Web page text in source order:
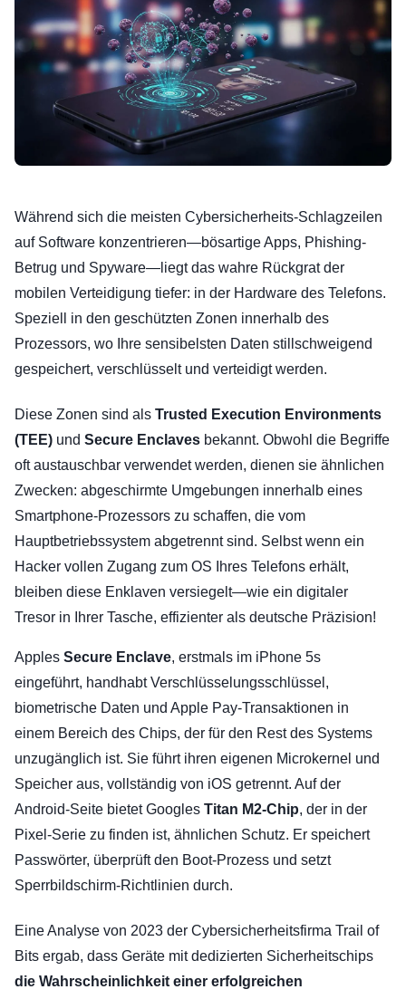
Während sich die meisten Cybersicherheits-Schlagzeilen
auf Software konzentrieren—bösartige Apps, Phishing-
Betrug und Spyware—liegt das wahre Rückgrat der
mobilen Verteidigung tiefer: in der Hardware des Telefons.
Speziell in den geschützten Zonen innerhalb des
Prozessors, wo Ihre sensibelsten Daten stillschweigend
gespeichert, verschlüsselt und verteidigt werden.
Diese Zonen sind als Trusted Execution Environments
(TEE) und Secure Enclaves bekannt. Obwohl die Begriffe
oft austauschbar verwendet werden, dienen sie ähnlichen
Zwecken: abgeschirmte Umgebungen innerhalb eines
Smartphone-Prozessors zu schaffen, die vom
Hauptbetriebssystem abgetrennt sind. Selbst wenn ein
Hacker vollen Zugang zum OS Ihres Telefons erhält,
bleiben diese Enklaven versiegelt—wie ein digitaler
Tresor in Ihrer Tasche, effizienter als deutsche Präzision!
Apples Secure Enclave, erstmals im iPhone 5s
eingeführt, handhabt Verschlüsselungsschlüssel,
biometrische Daten und Apple Pay-Transaktionen in
einem Bereich des Chips, der für den Rest des Systems
unzugänglich ist. Sie führt ihren eigenen Microkernel und
Speicher aus, vollständig von iOS getrennt. Auf der
Android-Seite bietet Googles Titan M2-Chip, der in der
Pixel-Serie zu finden ist, ähnlichen Schutz. Er speichert
Passwörter, überprüft den Boot-Prozess und setzt
Sperrbildschirm-Richtlinien durch.
Eine Analyse von 2023 der Cybersicherheitsfirma Trail of
Bits ergab, dass Geräte mit dedizierten Sicherheitschips
die Wahrscheinlichkeit einer erfolgreichen